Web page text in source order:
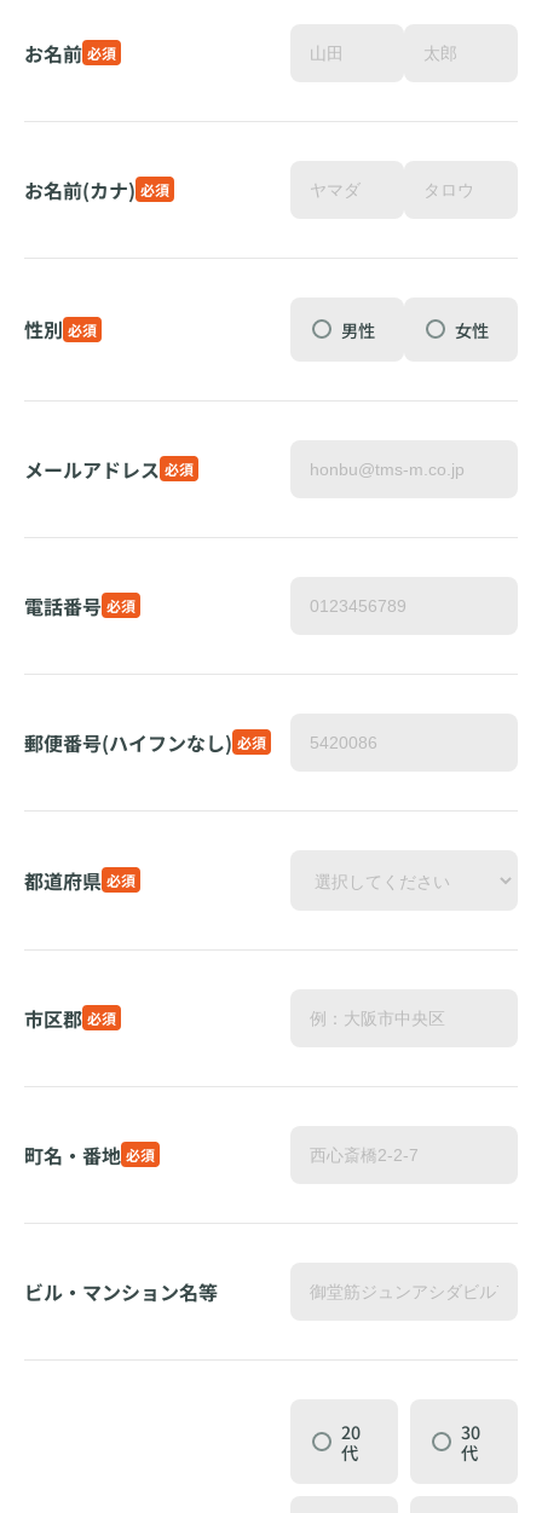
お名前 必須
お名前(カナ) 必須
性別 必須 男性 女性
メールアドレス 必須
電話番号 必須
郵便番号(ハイフンなし) 必須
都道府県 必須
市区郡 必須
町名・番地 必須
ビル・マンション名等
20
代
30
代